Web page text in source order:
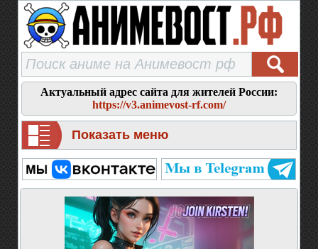
Актуальный адрес сайта для жителей России:
https://v3.animevost-rf.com/
Показать меню